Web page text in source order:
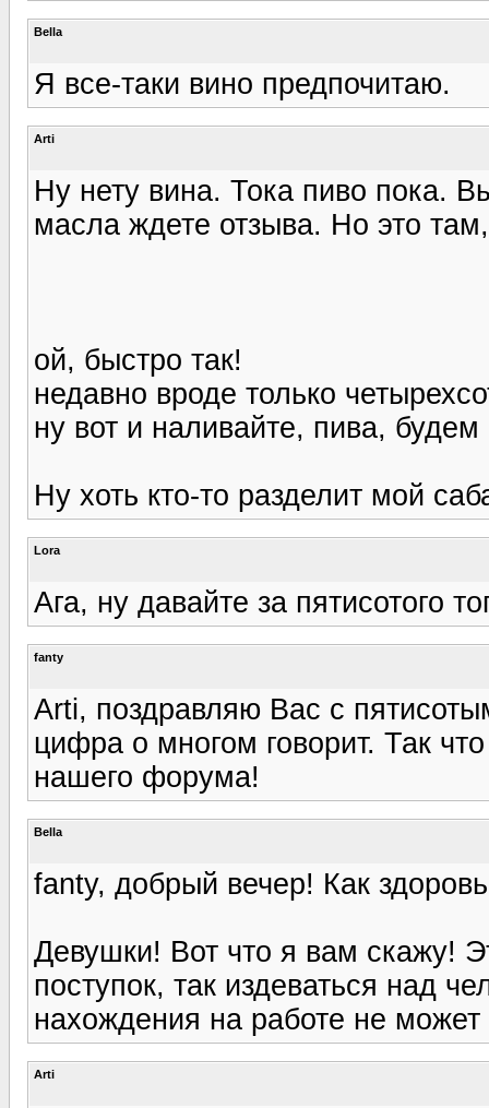
Bella
Я все-таки вино предпочитаю.
Arti
Ну нету вина. Тока пиво пока.
масла ждете отзыва. Но это
ой, быстро так!
недавно вроде только
ну вот и наливайте, пива,
Ну хоть кто-то разделит мой
Lora
Ага, ну давайте за пятисотого
fanty
Arti, поздравляю Вас с
цифра о многом говорит. Так
нашего форума!
Bella
fanty, добрый вечер! Как
Девушки! Вот что я вам скажу!
поступок, так издеваться над
нахождения на работе не
Arti